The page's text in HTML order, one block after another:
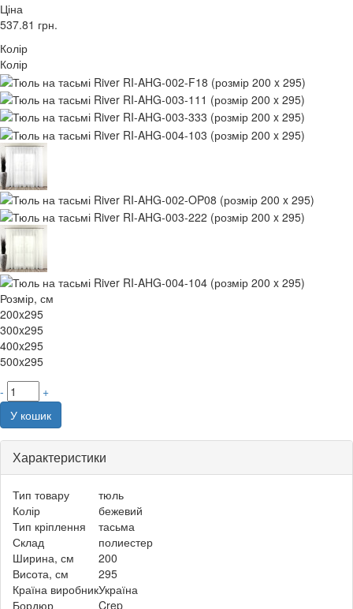
Ціна
537.81 грн.
Колір
Колір
Розмір, см
200x295
300x295
400x295
500x295
-
+
У кошик
Характеристики
Тип товару
тюль
Колір
бежевий
Тип кріплення
тасьма
Склад
полиестер
Ширина, см
200
Висота, см
295
Країна виробникУкраїна
Бордюр
Crep